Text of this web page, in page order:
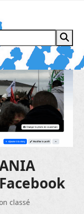
classé